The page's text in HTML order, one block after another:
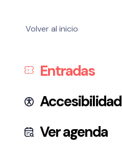
Volver al inicio
Entradas
Accesibilidad
Ver agenda